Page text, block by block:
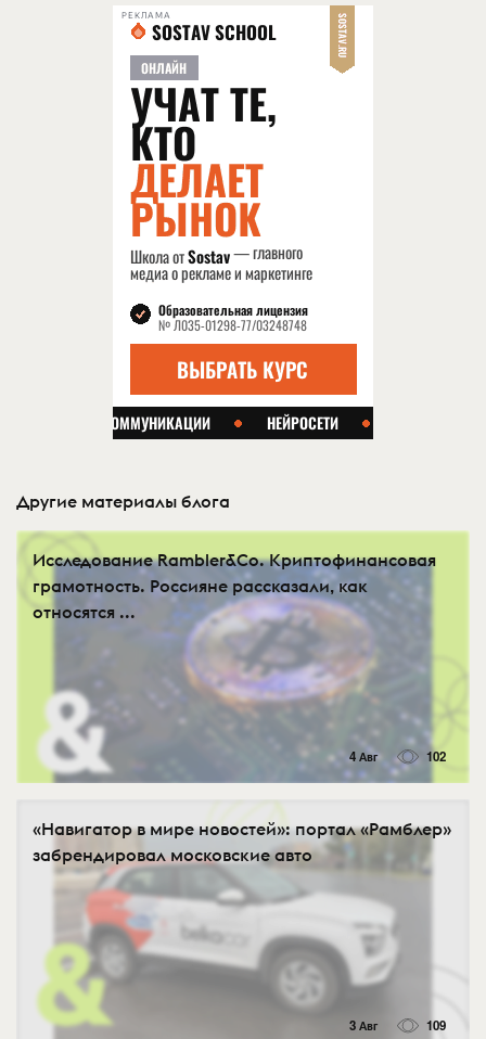
РЕКЛАМА
Другие материалы блога
Исследование Rambler&Co. Криптофинансовая
грамотность. Россияне рассказали, как
относятся ...
4 Авг 102
«Навигатор в мире новостей»: портал «Рамблер»
забрендировал московские авто
3 Авг 109